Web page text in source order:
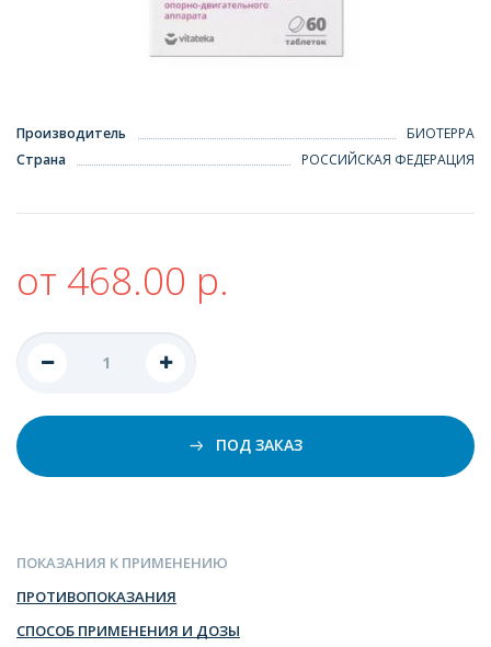
Производитель
БИОТЕРРА
Страна
РОССИЙСКАЯ ФЕДЕРАЦИЯ
от 468.00 р.
ПОД ЗАКАЗ
ПОКАЗАНИЯ К ПРИМЕНЕНИЮ
ПРОТИВОПОКАЗАНИЯ
СПОСОБ ПРИМЕНЕНИЯ И ДОЗЫ